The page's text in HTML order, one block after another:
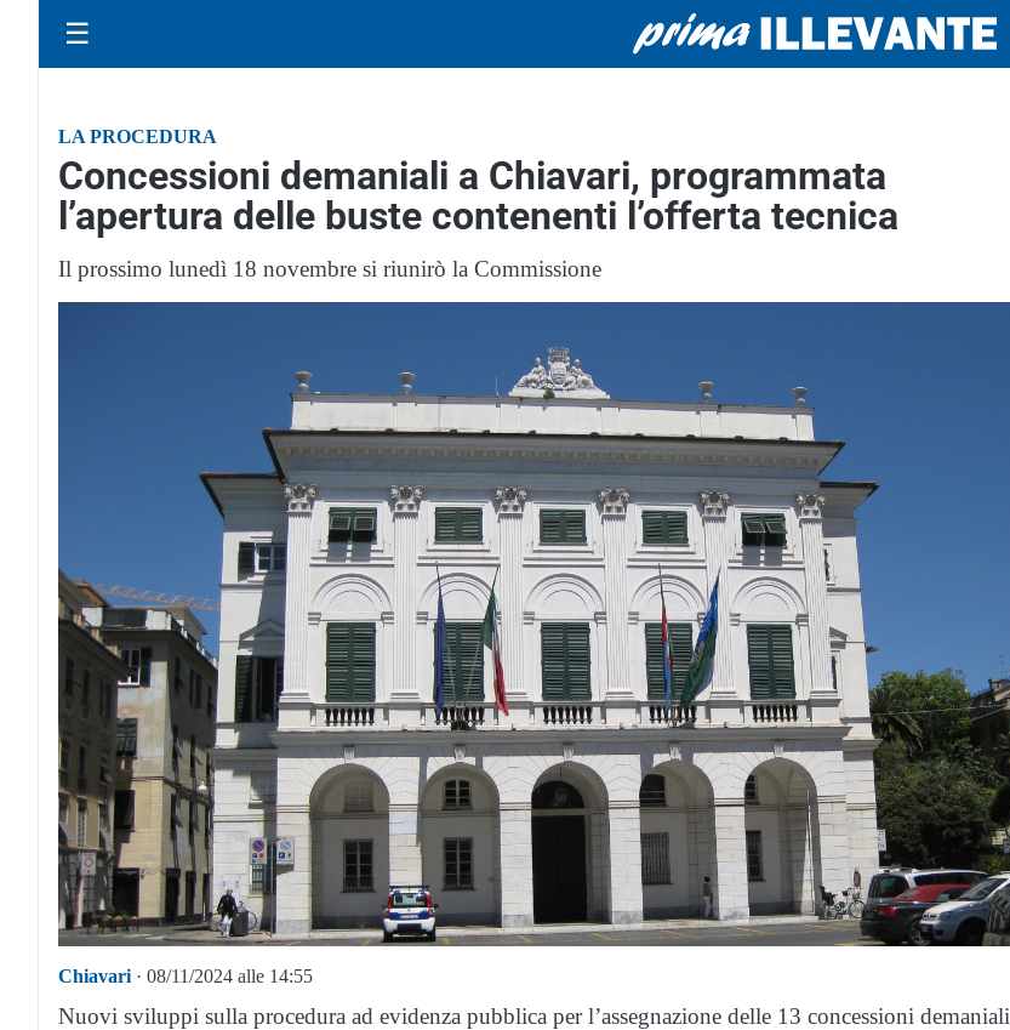
☰
LA PROCEDURA
Concessioni demaniali a Chiavari, programmata
l’apertura delle buste contenenti l’offerta tecnica
Il prossimo lunedì 18 novembre si riunirò la Commissione
Chiavari · 08/11/2024 alle 14:55
Nuovi sviluppi sulla procedura ad evidenza pubblica per l’assegnazione delle 13 concessioni demaniali